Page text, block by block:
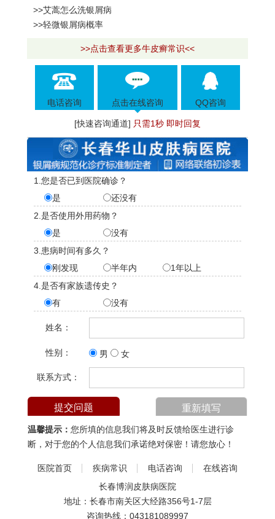
>>艾蒿怎么洗银屑病
>>轻微银屑病概率
>>点击查看更多牛皮癣常识<<
电话咨询 点击在线咨询 QQ咨询
[快速咨询通道] 只需1秒 即时回复
1.您是否已到医院确诊？
是
还没有
2.是否使用外用药物？
是
没有
3.患病时间有多久？
刚发现
半年内
1年以上
4.是否有家族遗传史？
有
没有
姓名：
性别： 男 女
联系方式：
温馨提示： 您所填的信息我们将及时反馈给医生进行诊
断，对于您的个人信息我们承诺绝对保密！请您放心！
医院首页 疾病常识 电话咨询
在线咨询
长春博润皮肤病医院
地址：长春市南关区大经路356号1-7层
咨询热线： 043181089997